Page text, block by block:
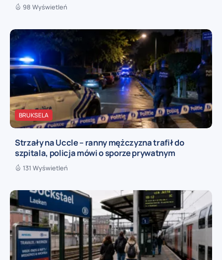
98 Wyświetleń
BRUKSELA
Strzały na Uccle – ranny mężczyzna trafił do
szpitala, policja mówi o sporze prywatnym
131 Wyświetleń